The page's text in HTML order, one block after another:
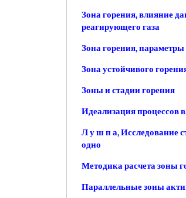
Зона горения, влияние
реагирующего газа
Зона горения, параметры
Зона устойчивого
Зоны и стадии горения
Идеализация процессов
Л у ш п а, Исследование
одно
Методика расчета зоны
Параллельные зоны